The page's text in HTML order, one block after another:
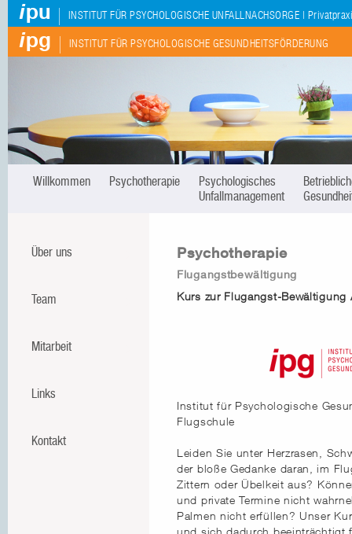
ipu INSTITUT FÜR PSYCHOLOGISCHE UNFALLNACHSORGE |
ipg INSTITUT FÜR PSYCHOLOGISCHE GESUNDHEITSFÖRDERUNG
Willkommen Psychotherapie
Psychologisches
Unfallmanagement
Über uns
Team
Mitarbeit
Links
Kontakt
Psychotherapie
Flugangstbewältigung
Kurs zur Flugangst-
Institut für Psychologische
Flugschule
Leiden Sie unter Herzrasen,
der bloße Gedanke daran, im
Zittern oder Übelkeit aus?
und private Termine nicht
Palmen nicht erfüllen? Unser
und sich dadurch beeinträchtigt